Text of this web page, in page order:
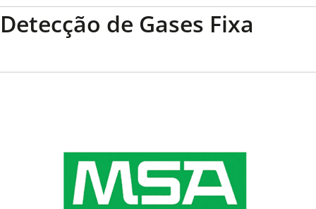
Detecção de Gases Fixa